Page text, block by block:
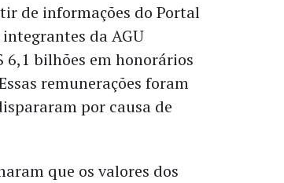
de informações do Portal
da AGU
6,1 bilhões em honorários
remunerações foram
por causa de
que os valores dos